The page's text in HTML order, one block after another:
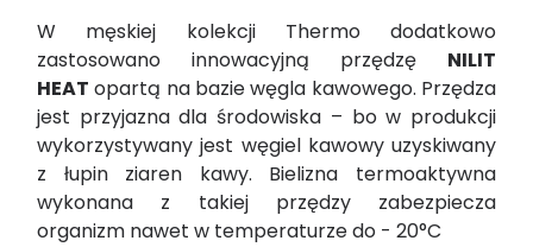
W męskiej kolekcji Thermo dodatkowo
zastosowano innowacyjną przędzę NILIT
HEAT opartą na bazie węgla kawowego. Przędza
jest przyjazna dla środowiska – bo w produkcji
wykorzystywany jest węgiel kawowy uzyskiwany
z łupin ziaren kawy. Bielizna termoaktywna
wykonana z takiej przędzy zabezpiecza
organizm nawet w temperaturze do - 20°C